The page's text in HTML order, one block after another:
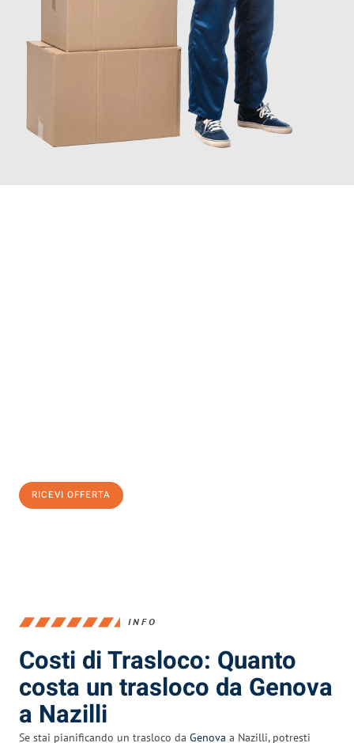
RICEVI OFFERTA
INFO
Costi di Trasloco: Quanto
costa un trasloco da Genova
a Nazilli
Se stai pianificando un trasloco da Genova a Nazilli, potresti